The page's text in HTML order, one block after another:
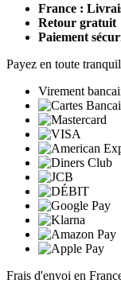
France :
Retour gratuit
Paiement
Payez en toute
Virement
Frais d'envoi en